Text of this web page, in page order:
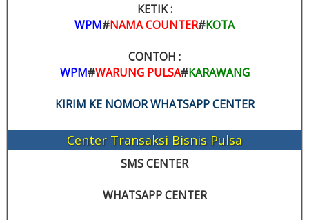
KETIK :
WPM#NAMA COUNTER#KOTA
CONTOH :
WPM#WARUNG PULSA#KARAWANG
KIRIM KE NOMOR WHATSAPP CENTER
Center Transaksi Bisnis Pulsa
SMS CENTER
WHATSAPP CENTER